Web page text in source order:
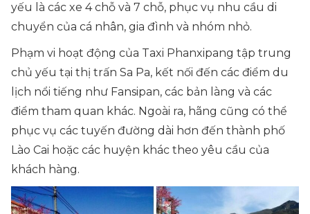
yếu là các xe 4 chỗ và 7 chỗ, phục vụ nhu cầu di
chuyển của cá nhân, gia đình và nhóm nhỏ.
Phạm vi hoạt động của Taxi Phanxipang tập trung
chủ yếu tại thị trấn Sa Pa, kết nối đến các điểm du
lịch nổi tiếng như Fansipan, các bản làng và các
điểm tham quan khác. Ngoài ra, hãng cũng có thể
phục vụ các tuyến đường dài hơn đến thành phố
Lào Cai hoặc các huyện khác theo yêu cầu của
khách hàng.